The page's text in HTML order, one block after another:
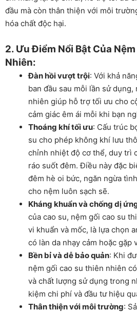
đầu mà còn thân thiện với môi
hóa chất độc hại.
2. Ưu Điểm Nổi Bật Của
Nhiên:
Đàn hồi vượt trội: Với khả
ban đầu sau mỗi lần sử
nhiên giúp hỗ trợ tối ưu cho
cảm giác êm ái mỗi khi bạn
Thoáng khí tối ưu: Cấu trúc
su cho phép không khí lưu
chỉnh nhiệt độ cơ thể, duy trì
ráo suốt đêm. Điều này đặc
đêm hè oi bức, ngăn ngừa
cho nệm luôn sạch sẽ.
Kháng khuẩn và chống dị
của cao su, nệm gối cao su
vi khuẩn và mốc, là lựa chọn
có làn da nhạy cảm hoặc gặp
Bền bỉ và dễ bảo quản: Khi
nệm gối cao su thiên nhiên
và chất lượng sử dụng trong
kiệm chi phí và đầu tư hiệu
Thân thiện với môi trường: